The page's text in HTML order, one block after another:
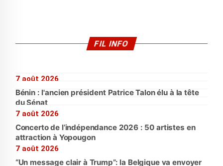
FIL INFO
7 août 2026
Bénin : l'ancien président Patrice Talon élu à la tête
du Sénat
7 août 2026
Concerto de l’indépendance 2026 : 50 artistes en
attraction à Yopougon
7 août 2026
“Un message clair à Trump”: la Belgique va envoyer